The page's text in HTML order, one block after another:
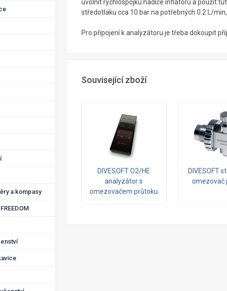
a kompasy
uvolnit rychlospojku hadice inflátoru a použít
středotlaku cca 10 bar na potřebných 0.2 L/
Pro připojení k analyzátoru je třeba dokoupit
Související zboží
DIVESOFT O2/HE
analyzátor s
omezovačem průtoku
DIVESOFT
omezovač